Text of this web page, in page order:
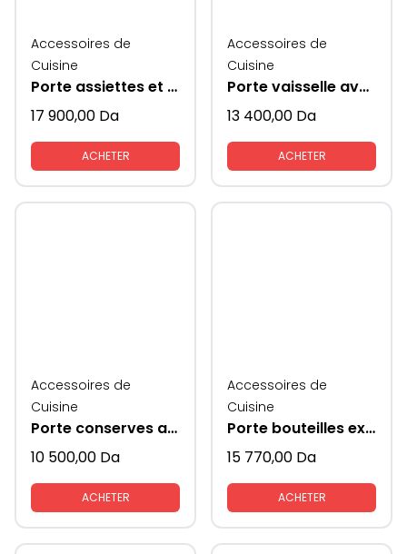
Accessoires de
Cuisine
Porte assiettes et couverts extractible coté verres
17 900,00 Da
ACHETER
Accessoires de
Cuisine
Porte vaisselle avec coté en verre
13 400,00 Da
ACHETER
Accessoires de
Cuisine
Porte conserves avec coté en verre
10 500,00 Da
ACHETER
Accessoires de
Cuisine
Porte bouteilles extractible
15 770,00 Da
ACHETER